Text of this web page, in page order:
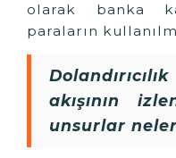
olarak banka
paraların
akışının
unsurlar